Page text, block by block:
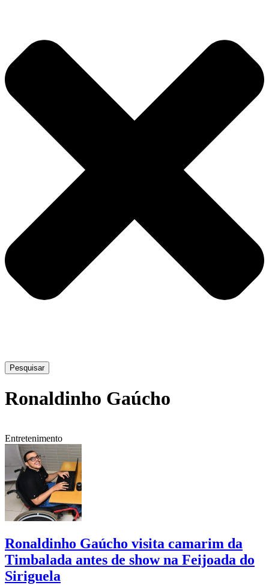
Pesquisar
Ronaldinho Gaúcho
Entretenimento
Ronaldinho Gaúcho visita camarim da
Timbalada antes de show na Feijoada do
Siriguela